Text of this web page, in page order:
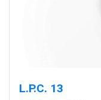
L.P.C. 13